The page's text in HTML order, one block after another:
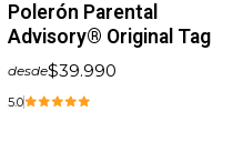
Polerón Parental
Advisory® Original Tag
desde$39.990
5.0